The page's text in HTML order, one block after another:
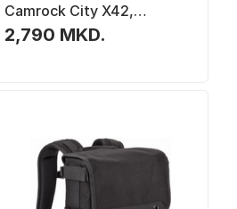
Camrock City X42,
организер за камера и
2,790 MKD.